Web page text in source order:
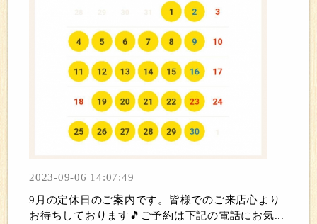
2023-09-06 14:07:49
9月の定休日のご案内です。皆様でのご来店心より
お待ちしております🎵ご予約は下記の電話にお気...